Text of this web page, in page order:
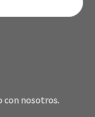
con nosotros.